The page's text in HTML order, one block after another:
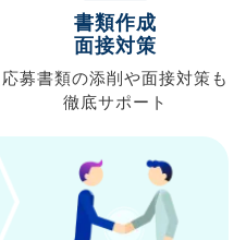
書類作成
面接対策
応募書類の添削や面接対策も
徹底サポート